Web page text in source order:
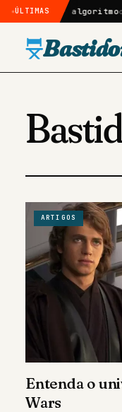
ÚLTIMAS
mudar algoritmo
ARTIGOS
Entenda o
Wars